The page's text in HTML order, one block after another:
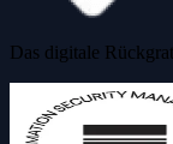
Das digitale